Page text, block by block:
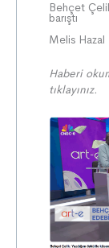
Behçet
barıştı
Melis Hazal
Haberi
tıklayınız.